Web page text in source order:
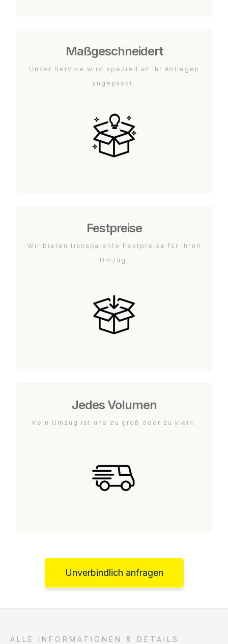
Maßgeschneidert
Unser Service wird speziell an Ihr Anliegen
angepasst.
Festpreise
Wir bieten transparente Festpreise für Ihren
Umzug.
Jedes Volumen
Kein Umzug ist uns zu groß oder zu klein.
Unverbindlich anfragen
ALLE INFORMATIONEN & DETAILS